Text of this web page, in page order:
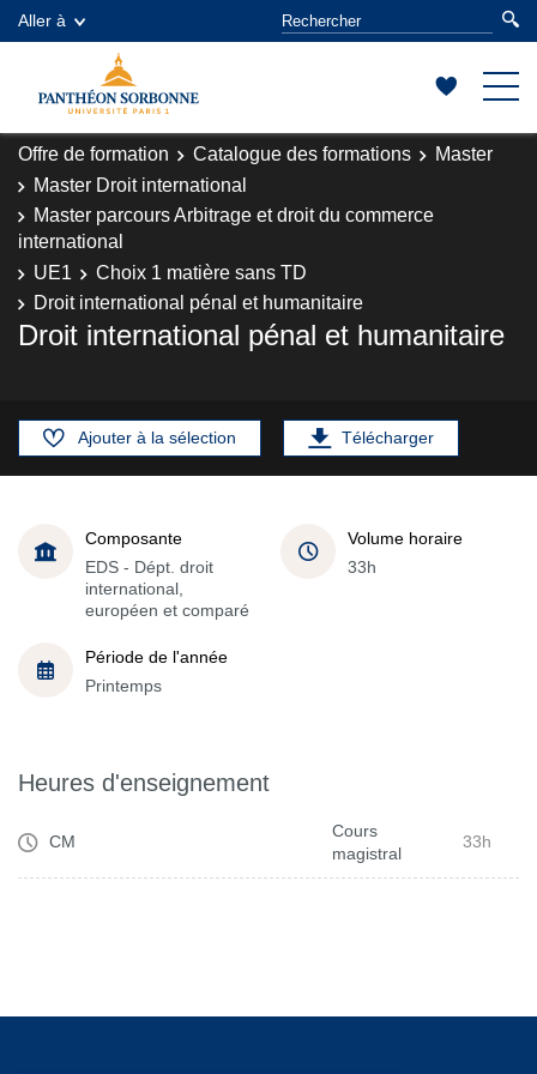
Aller à
Offre de formation Catalogue des formations
Master
Master Droit international
Master parcours Arbitrage et droit du commerce
international
UE1
Choix 1 matière sans TD
Droit international pénal et humanitaire
Droit international pénal et humanitaire
Ajouter à la sélection Télécharger
Composante
EDS - Dépt. droit
international,
européen et comparé
Volume horaire
33h
Période de l'année
Printemps
Heures d'enseignement
CM
Cours
magistral
33h